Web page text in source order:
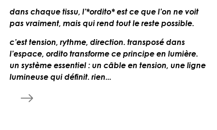
dans chaque tissu, l’*ordito* est ce que l’on ne voit
pas vraiment, mais qui rend tout le reste possible.
c’est tension, rythme, direction. transposé dans
l’espace, ordito transforme ce principe en lumière.
un système essentiel : un câble en tension, une ligne
lumineuse qui définit. rien...